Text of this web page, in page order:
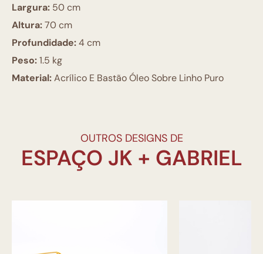
Largura: 50 cm
Altura:70 cm
Profundidade:4 cm
Peso:1.5 kg
Material:Acrílico E Bastão Óleo Sobre Linho Puro
OUTROS DESIGNS DE